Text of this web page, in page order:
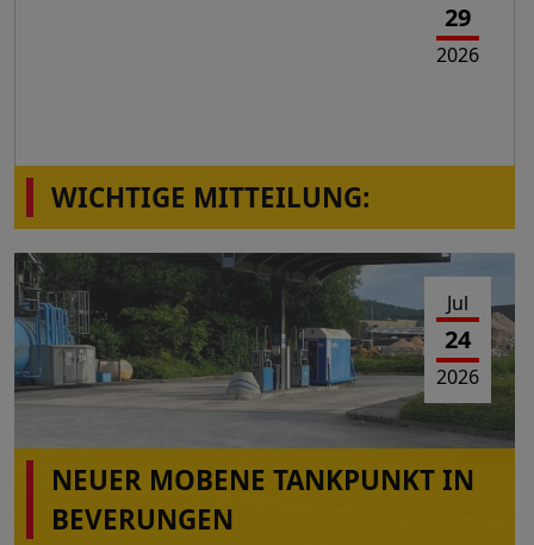
29
2026
WICHTIGE MITTEILUNG:
Die Station Montabaur-Horressen,
Westerwaldstr.2a ist wieder in Betrieb!
Jul
24
2026
NEUER MOBENE TANKPUNKT IN
BEVERUNGEN